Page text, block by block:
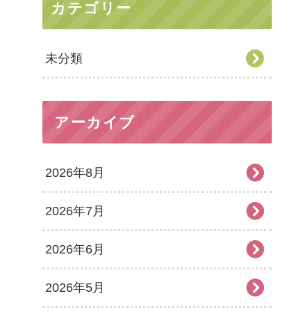
カテゴリー
未分類
アーカイブ
2026年8月
2026年7月
2026年6月
2026年5月